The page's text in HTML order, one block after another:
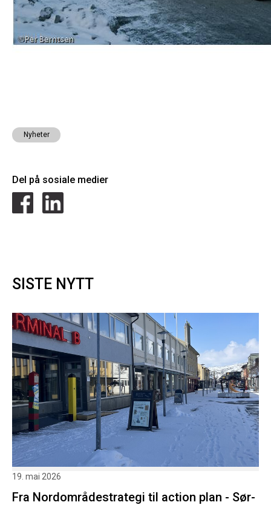
Nyheter
Del på sosiale medier
SISTE NYTT
19. mai 2026
Fra Nordområdestrategi til action plan - Sør-